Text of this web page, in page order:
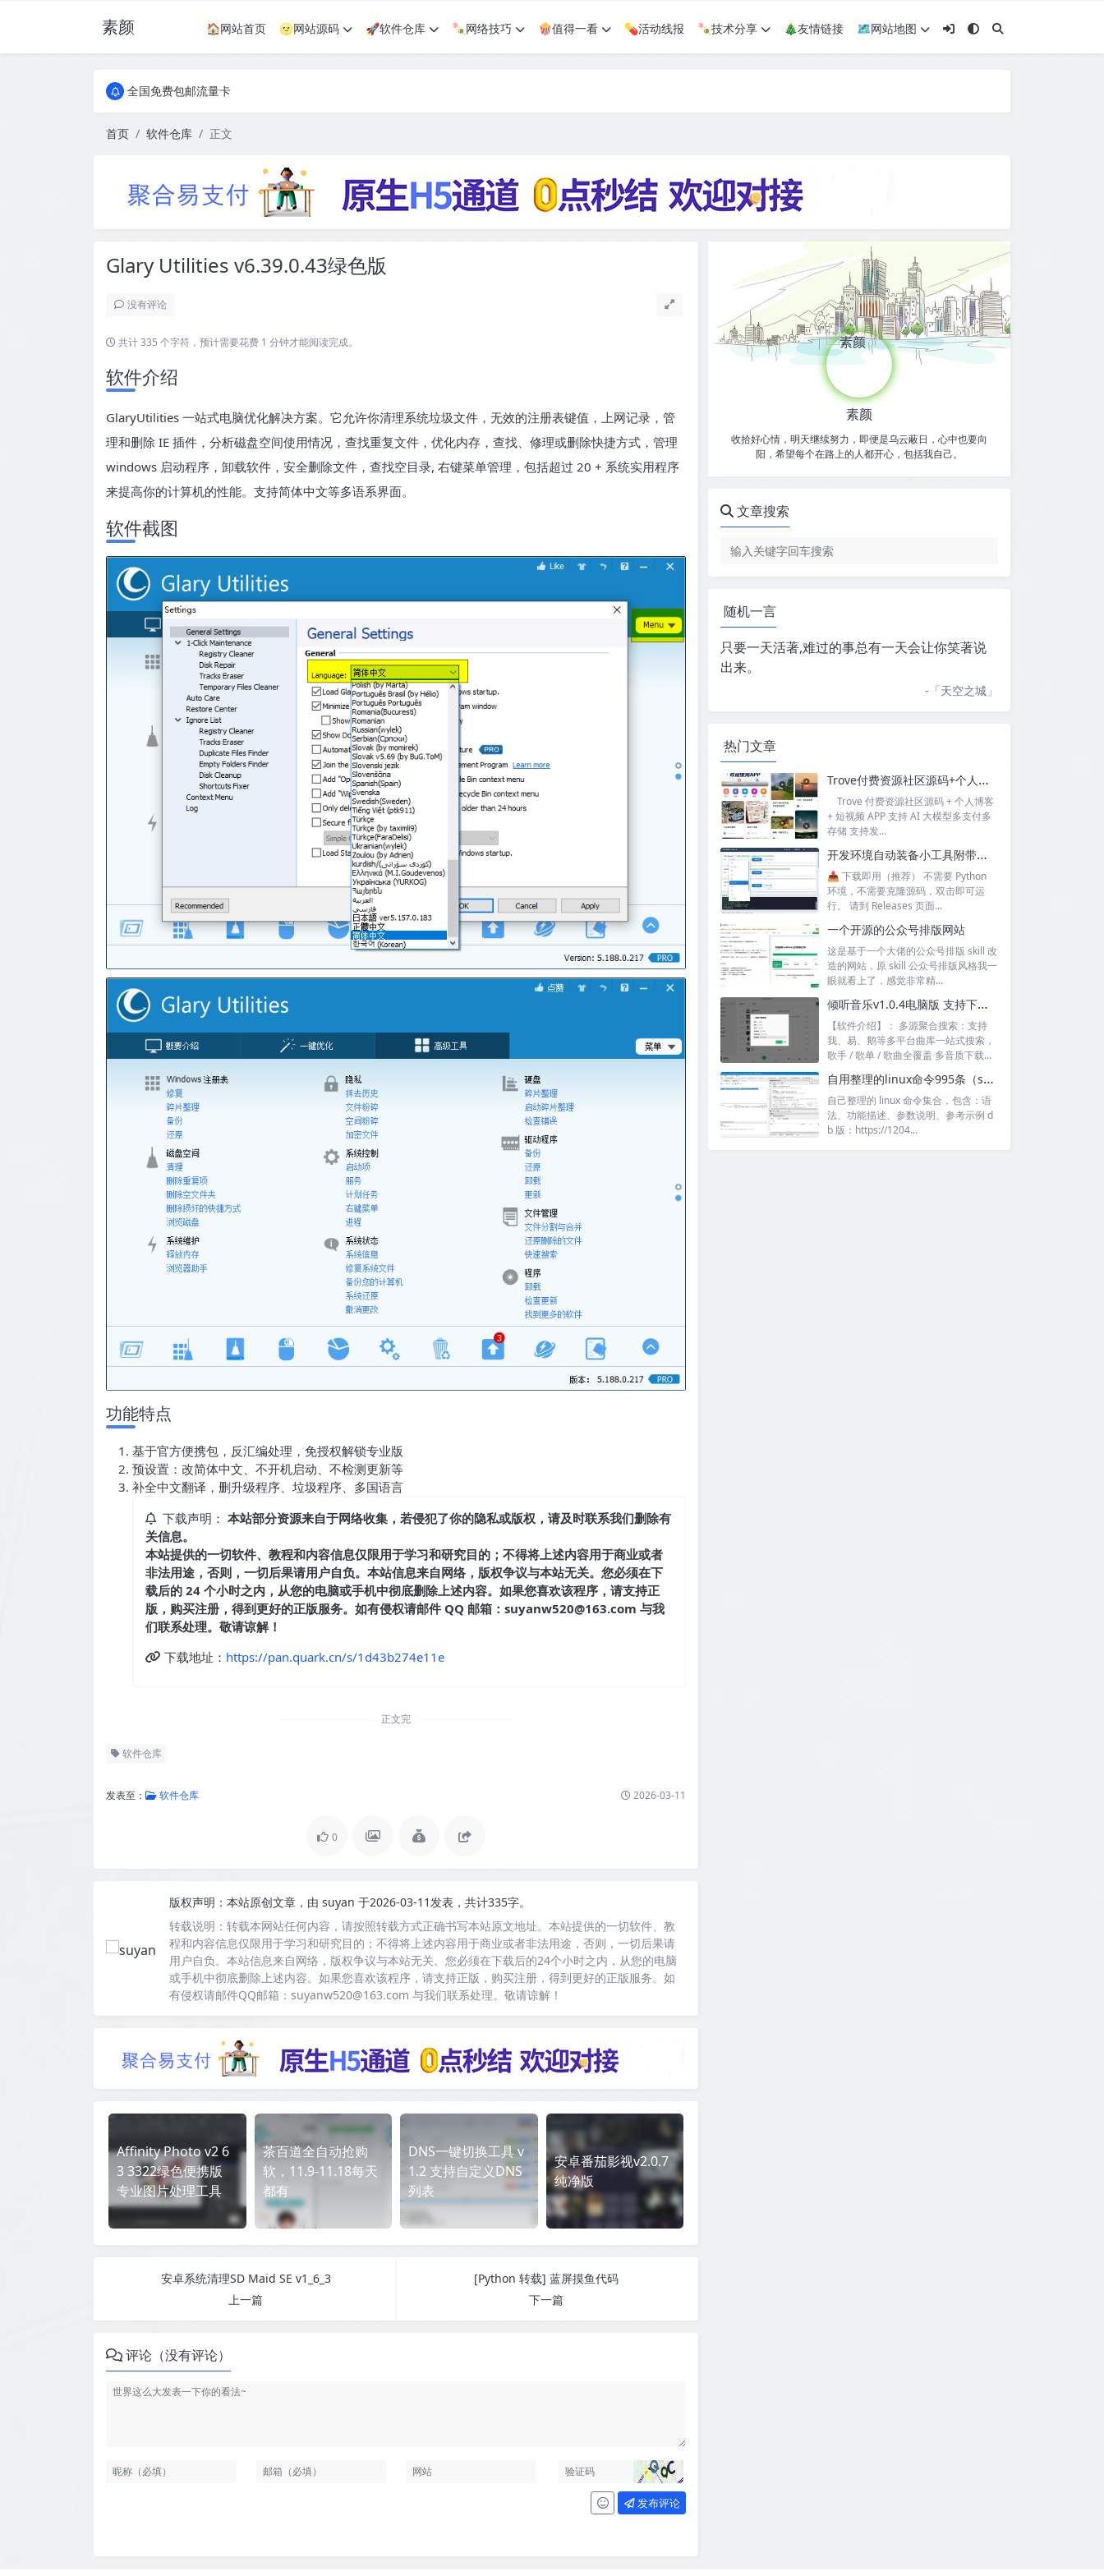
素颜 🏠网站首页 🌝网站源码 🚀软件仓库 🍡网络技巧 🍿值得一看 💊活动线报 🍡技术分享 🎄友情链接
🗺网站地图
全国免费包邮流量卡
全国免费包邮流量卡
首页
软件仓库 正文
Glary Utilities v6.39.0.43绿色版
没有评论
共计 335 个字符，预计需要花费 1 分钟才能阅读完成。
软件介绍
GlaryUtilities 一站式电脑优化解决方案。它允许你清理系统垃圾文件，无效的注册表键值，上网记录，管
理和删除 IE 插件，分析磁盘空间使用情况，查找重复文件，优化内存，查找、修理或删除快捷方式，管理
windows 启动程序，卸载软件，安全删除文件，查找空目录, 右键菜单管理，包括超过 20 + 系统实用程序
来提高你的计算机的性能。支持简体中文等多语系界面。
软件截图
功能特点
基于官方便携包，反汇编处理，免授权解锁专业版
预设置：改简体中文、不开机启动、不检测更新等
补全中文翻译，删升级程序、垃圾程序、多国语言
下载声明： 本站部分资源来自于网络收集，若侵犯了你的隐私或版权，请及时联系我们删除有
关信息。
本站提供的一切软件、教程和内容信息仅限用于学习和研究目的；不得将上述内容用于商业或者
非法用途，否则，一切后果请用户自负。本站信息来自网络，版权争议与本站无关。您必须在下
载后的 24 个小时之内，从您的电脑或手机中彻底删除上述内容。如果您喜欢该程序，请支持正
版，购买注册，得到更好的正版服务。如有侵权请邮件 QQ 邮箱：suyanw520@163.com 与我
们联系处理。敬请谅解！
下载地址： https://pan.quark.cn/s/1d43b274e11e
正文完
软件仓库
发表至： 软件仓库 2026-03-11
0
版权声明： 本站原创文章，由 suyan 于2026-03-11发表，共计335字。
转载说明： 转载本网站任何内容，请按照转载方式正确书写本站原文地址。本站提供的一切软件、教
程和内容信息仅限用于学习和研究目的；不得将上述内容用于商业或者非法用途，否则，一切后果请
用户自负。本站信息来自网络，版权争议与本站无关。您必须在下载后的24个小时之内，从您的电脑
或手机中彻底删除上述内容。如果您喜欢该程序，请支持正版，购买注册，得到更好的正版服务。如
有侵权请邮件QQ邮箱：suyanw520@163.com 与我们联系处理。敬请谅解！
Affinity Photo v2 6
3 3322绿色便携版
专业图片处理工具
茶百道全自动抢购
软，11.9-11.18每天
都有
DNS一键切换工具 v
1.2 支持自定义DNS
列表
安卓番茄影视v2.0.7
纯净版
安卓系统清理SD Maid SE v1_6_3
上一篇
[Python 转载] 蓝屏摸鱼代码
下一篇
评论（没有评论）
发布评论
素颜
收拾好心情，明天继续努力，即便是乌云蔽日，心中也要向
阳，希望每个在路上的人都开心，包括我自己。
文章搜索
随机一言
只要一天活著,难过的事总有一天会让你笑著说
出来。
-「天空之城 」
热门文章
Trove付费资源社区源码+个人博客+短视频 APP 支持AI大模型多支付多存储
Trove 付费资源社区源码 + 个人博客
+ 短视频 APP 支持 AI 大模型多支付多
存储 支持发...
开发环境自动装备小工具附带源码
📥 下载即用（推荐） 不需要 Python
环境，不需要克隆源码，双击即可运
行。 请到 Releases 页面...
一个开源的公众号排版网站
这是基于一个大佬的公众号排版 skill 改
造的网站，原 skill 公众号排版风格我一
眼就看上了，感觉非常精...
倾听音乐v1.0.4电脑版 支持下载无损音质 可听可下有歌词
【软件介绍】： 多源聚合搜索：支持
我、易、鹅等多平台曲库一站式搜索，
歌手 / 歌单 / 歌曲全覆盖 多音质下载...
自用整理的linux命令995条（sql+excel）
自己整理的 linux 命令集合，包含：语
法、功能描述、参数说明、参考示例 d
b 版：https://1204...